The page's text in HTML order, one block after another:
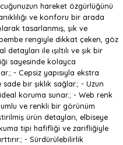
hareket özgürlüğünü
ve konforu bir arada
tasarlanmış, şık ve
rengiyle dikkat çeken, göz
ile ışıltılı ve şık bir
sayesinde kolayca
- Cepsiz yapısıyla ekstra
bir şıklık sağlar.; - Uzun
koruma sunar.; - Web renk
ve renkli bir görünüm
ürün detayları, elbiseye
tipi hafifliği ve zarifliğiyle
- Sürdürülebilirlik